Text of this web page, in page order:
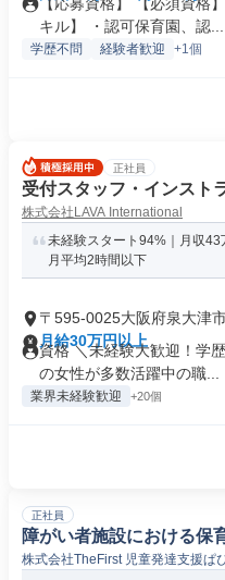
キル】 ・認可保育園、認...
学歴不問 経験者歓迎 +1個
正社員
受付スタッフ・インス
株式会社LAVA International
未経験スタート94%｜月収
月平均2時間以下
〒595-0025大阪府泉大津
月給30万円以上
資格 ＼未経験大歓迎！学
の女性が多数活躍中の職...
業界未経験歓迎 +20個
正社員
障がい者施設における
株式会社TheFirst 児童発達支援ぱ